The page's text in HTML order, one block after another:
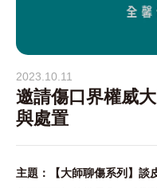
2023.10.11
邀請傷口界權威
與處置
主題：【大師聊傷系列】談